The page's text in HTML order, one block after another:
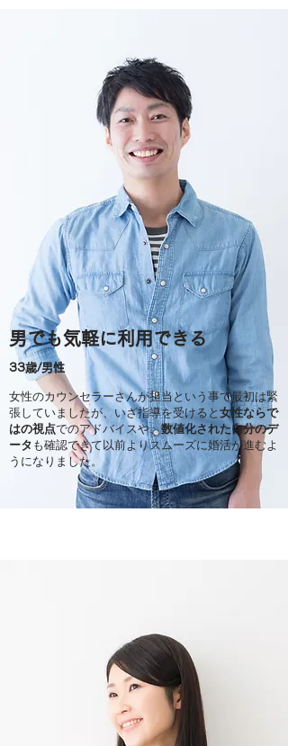
男​でも気軽に利用できる
​33歳/男性
​女性のカウンセラーさんが担当という事で最初は緊
張していましたが、いざ指導を受けると女性ならで
はの視点でのアドバイスや、数値化された自分のデ
ータも確認できて以前よりスムーズに婚活が進むよ
うになりました。